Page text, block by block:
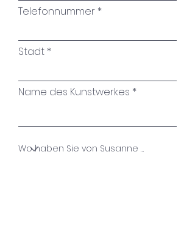
Telefonnummer
Stadt
Name des Kunstwerkes